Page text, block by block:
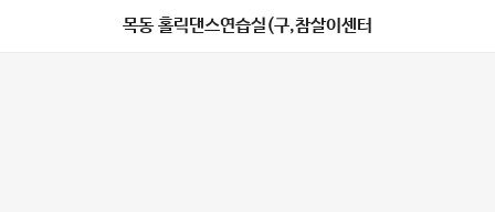
목동 홀릭댄스연습실(구,참살이센터